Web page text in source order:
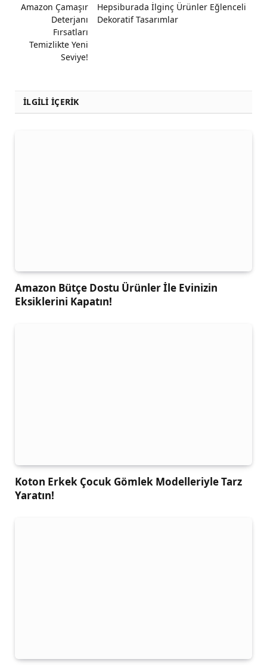
Amazon Çamaşır
Deterjanı
Fırsatları
Temizlikte Yeni
Seviye!
Hepsiburada İlginç Ürünler Eğlenceli
Dekoratif Tasarımlar
İLGİLİ İÇERİK
Amazon Bütçe Dostu Ürünler İle Evinizin
Eksiklerini Kapatın!
Koton Erkek Çocuk Gömlek Modelleriyle Tarz
Yaratın!